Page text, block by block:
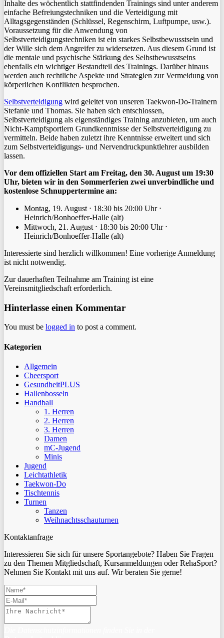
Inhalte des wöchentlich stattfindenden Trainings sind unter anderem
einfache Befreiungstechniken und die Verteidigung mit
Alltagsgegenständen (Schlüssel, Regenschirm, Luftpumpe, usw.).
Voraussetzung für die Anwendung von
Selbstverteidigungstechniken ist ein starkes Selbstbewusstsein und
der Wille sich dem Angreifer zu widersetzen. Aus diesem Grund ist
die mentale und psychische Stärkung des Selbstbewusstseins
ebenfalls ein wichtiger Bestandteil des Trainings. Darüber hinaus
werden auch rechtliche Aspekte und Strategien zur Vermeidung von
körperlichen Konflikten besprochen.
Selbstverteidigung wird geleitet von unseren Taekwon-Do-Trainern
Stefanie und Thomas. Sie haben sich entschlossen,
Selbstverteidigung als eigenständiges Training anzubieten, um auch
Nicht-Kampfsportlern Grundkenntnisse der Selbstverteidigung zu
vermitteln. Beide haben zuletzt ihre Kenntnisse erweitert und sich
zum Selbstverteidigungs- und Nervendruckpunktlehrer ausbilden
lassen.
Vor dem offiziellen Start am Freitag, den 30. August um 19:30
Uhr, bieten wir in den Sommerferien zwei unverbindliche und
kostenlose Schnuppertermine an:
Montag, 19. August ⋅ 18:30 bis 20:00 Uhr ⋅
Heinrich/Bonhoeffer-Halle (alt)
Mittwoch, 21. August ⋅ 18:30 bis 20:00 Uhr ⋅
Heinrich/Bonhoeffer-Halle (alt)
Interessierte sind herzlich willkommen! Eine vorherige Anmeldung
ist nicht notwendig.
Zur dauerhaften Teilnahme am Training ist eine
Vereinsmitgliedschaft erforderlich.
Hinterlasse einen Kommentar
You must be logged in to post a comment.
Kategorien
Allgemein
Cheersport
GesundheitPLUS
Hallenbosseln
Handball
1. Herren
2. Herren
3. Herren
Damen
mC-Jugend
Minis
Jugend
Leichtathletik
Taekwon-Do
Tischtennis
Turnen
Tanzen
Weihnachtsschauturnen
Kontaktanfrage
Interessieren Sie sich für unsere Sportangebote? Haben Sie Fragen
zu den Themen Mitgliedschaft, Kursanmeldungen oder RehaSport?
Nehmen Sie Kontakt mit uns auf. Wir beraten Sie gerne!